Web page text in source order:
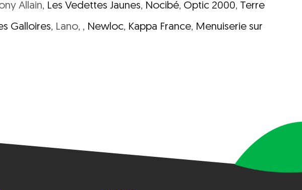
Allain, Les Vedettes Jaunes, Nocibé, Optic 2000, Terre
Galloires, Lano, , Newloc, Kappa France, Menuiserie sur